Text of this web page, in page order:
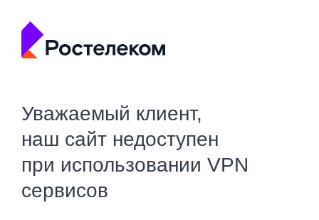
Уважаемый клиент,
наш сайт недоступен
при использовании VPN
сервисов